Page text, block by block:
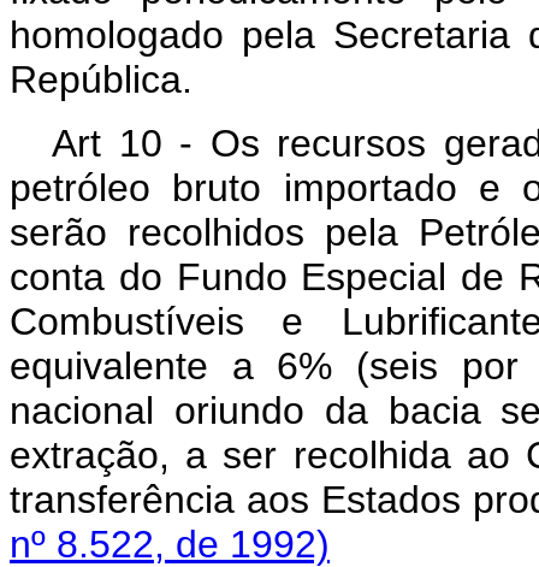
homologado pela Secretaria
República.
Art 10 - Os recursos
petróleo bruto importado e
serão recolhidos pela
conta do Fundo Especial de
Combustíveis e
equivalente a 6% (seis
nacional oriundo da bacia
extração, a ser recolhida ao
transferência aos Estados
nº 8.522, de 1992)